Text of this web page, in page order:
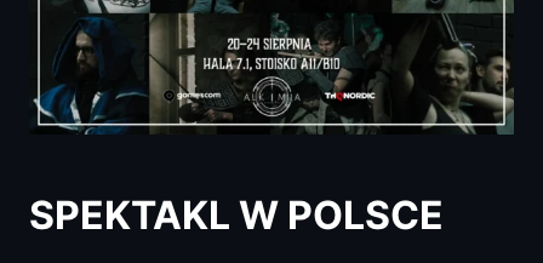
SPEKTAKL W POLSCE